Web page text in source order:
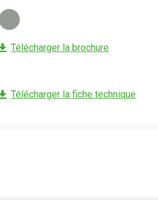
Télécharger la brochure
Télécharger la fiche technique